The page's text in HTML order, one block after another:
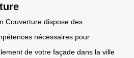
Couverture dispose des
nécessaires pour
de votre façade dans la ville